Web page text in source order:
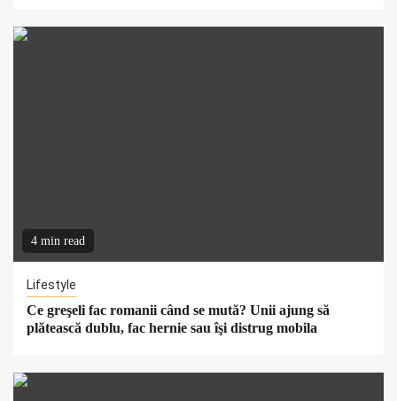
4 min read
Lifestyle
Ce greşeli fac romanii când se mută? Unii ajung să
plătească dublu, fac hernie sau îşi distrug mobila